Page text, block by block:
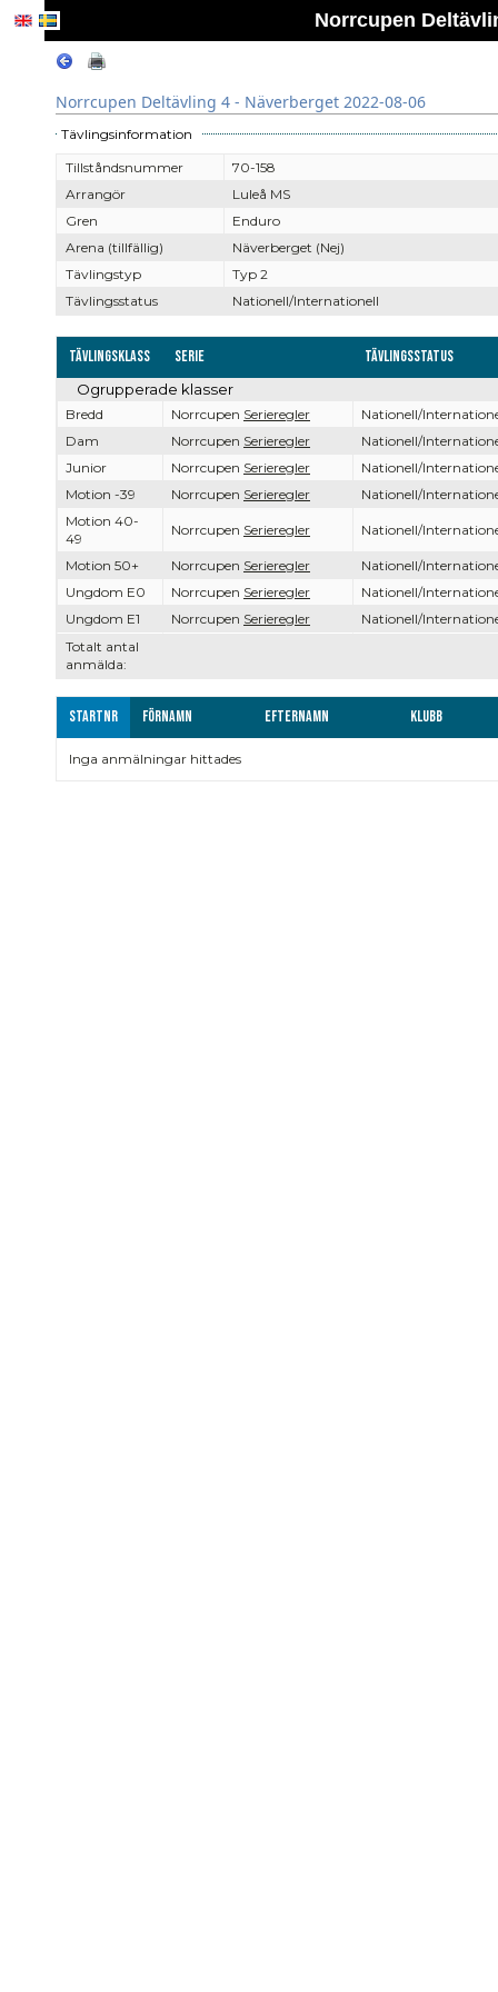
Norrcupen
Norrcupen Deltävling 4 - Näverberget 2022-08-06
Tävlingsinformation
Tillståndsnummer
70-158
Arrangör
Luleå MS
Gren
Enduro
Arena (tillfällig)
Näverberget (Nej)
Tävlingstyp
Typ 2
Tävlingsstatus
Nationell/Internationell
Tävlingsklass Serie Tävlingsstatus
Totalt antal
anmälda:
Ogrupperade klasser
Bredd Norrcupen Serieregler
Nationell/
Dam
Norrcupen Serieregler
Nationell/
Junior
Norrcupen Serieregler
Nationell/
Motion -39
Norrcupen Serieregler
Nationell/
Motion 40-
49
Norrcupen Serieregler Nationell/
Motion 50+ Norrcupen Serieregler
Nationell/
Ungdom E0
Norrcupen Serieregler
Nationell/
Ungdom E1
Norrcupen Serieregler Nationell/
Startnr Förnamn Efternamn Klubb
Inga anmälningar hittades